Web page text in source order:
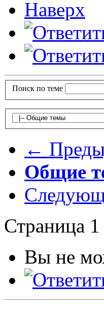
Наверх
Поиск по теме
←
Общие
Страница 1
Вы не